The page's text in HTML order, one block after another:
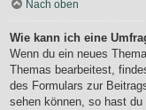
Nach oben
Wie kann ich eine
Wenn du ein neues
Themas bearbeitest,
des Formulars zur
sehen können, so hast